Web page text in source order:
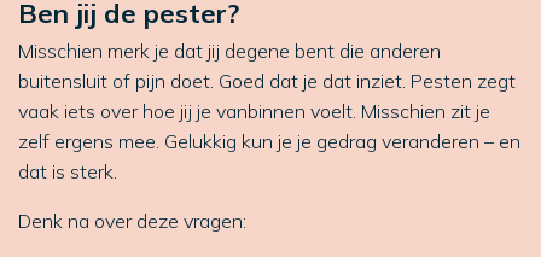
Ben jij de pester?
Misschien merk je dat jij degene bent die anderen
buitensluit of pijn doet. Goed dat je dat inziet. Pesten zegt
vaak iets over hoe jij je vanbinnen voelt. Misschien zit je
zelf ergens mee. Gelukkig kun je je gedrag veranderen – en
dat is sterk.
Denk na over deze vragen: